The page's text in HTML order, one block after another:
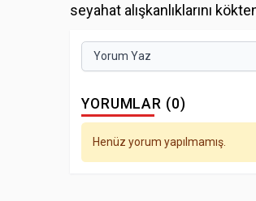
seyahat alışkanlıklarını
Yorum Yaz
YORUMLAR (0)
Henüz yorum yapılmamış.